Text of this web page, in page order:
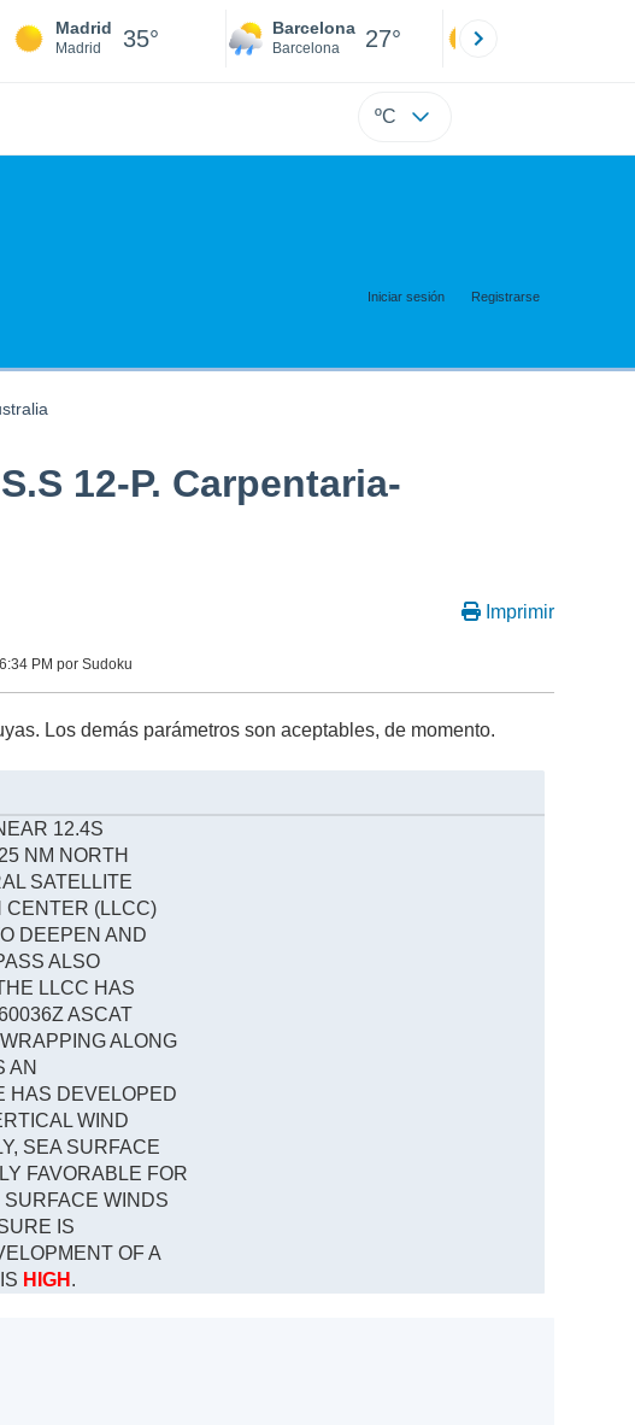
Madrid
Madrid 35° Barcelona
Barcelona 27°
ºC
Iniciar sesión Registrarse
12-P. Carpentaria-
Imprimir
PM por Sudoku
Los demás parámetros son aceptables, de momento.
12.4S
NM NORTH
SATELLITE
CENTER (LLCC)
DEEPEN AND
ALSO
LLCC HAS
ASCAT
ALONG
AN
HAS DEVELOPED
WIND
SEA SURFACE
FAVORABLE FOR
WINDS
IS
OF A
HIGH .